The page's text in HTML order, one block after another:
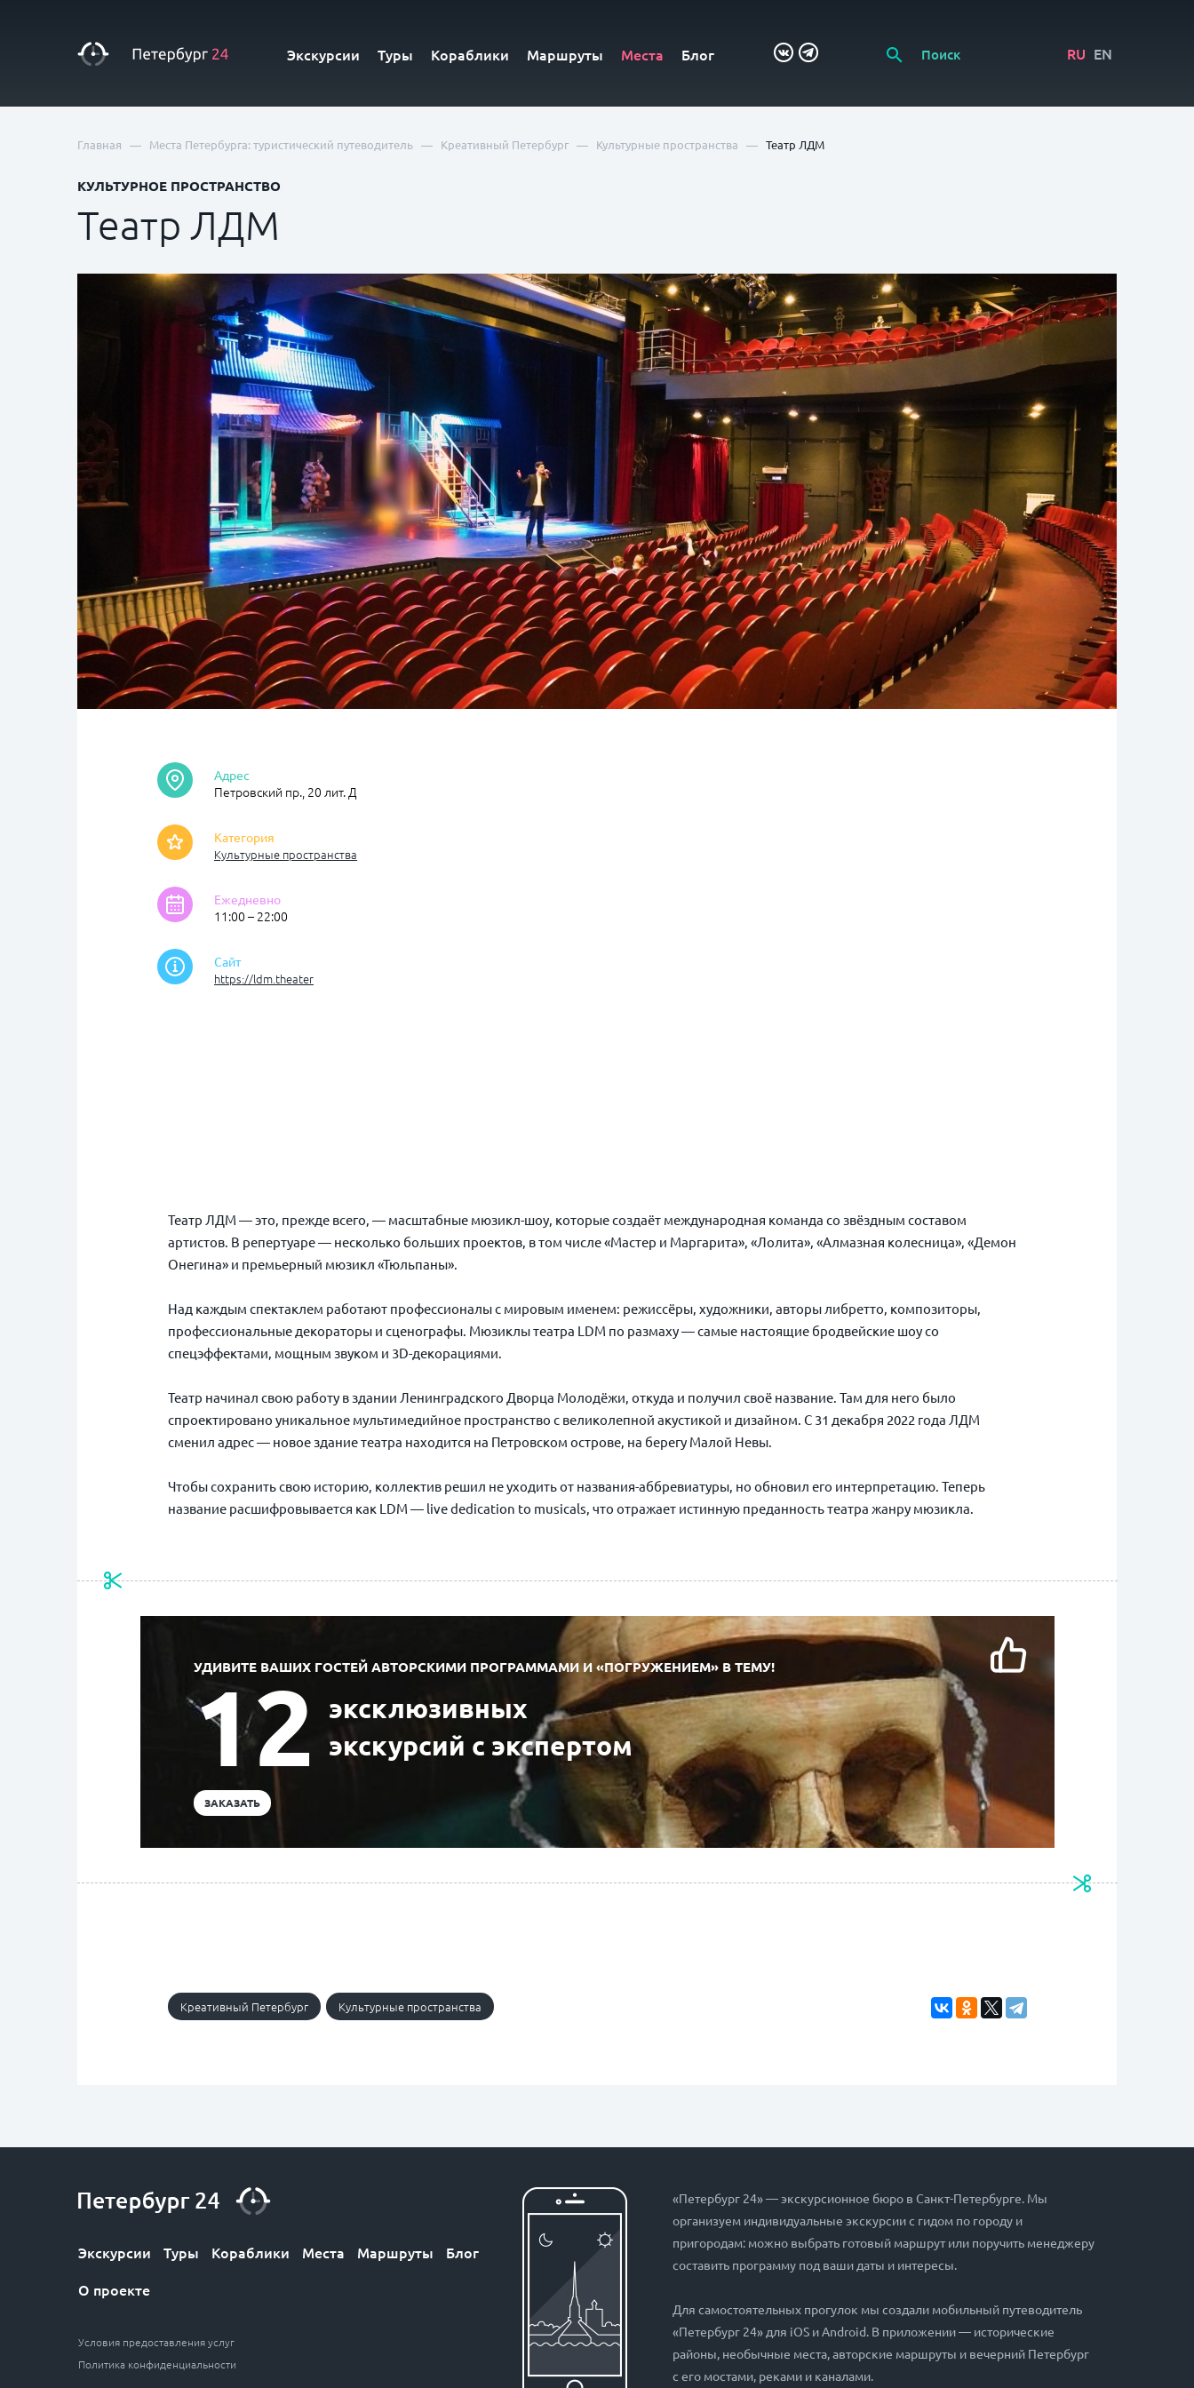
Экскурсии Туры Кораблики Маршруты Места Блог RU EN
Главная — Места Петербурга: туристический путеводитель — Креативный Петербург — Культурные пространства — Театр ЛДМ
КУЛЬТУРНОЕ ПРОСТРАНСТВО
Театр ЛДМ
Адрес
Петровский пр., 20 лит. Д
Категория
Культурные пространства
Ежедневно
11:00 – 22:00
Сайт
https://ldm.theater
Театр ЛДМ — это, прежде всего, — масштабные мюзикл-шоу, которые создаёт международная команда со звёздным составом
артистов. В репертуаре — несколько больших проектов, в том числе «Мастер и Маргарита», «Лолита», «Алмазная колесница», «Демон
Онегина» и премьерный мюзикл «Тюльпаны».
Над каждым спектаклем работают профессионалы с мировым именем: режиссёры, художники, авторы либретто, композиторы,
профессиональные декораторы и сценографы. Мюзиклы театра LDM по размаху — самые настоящие бродвейские шоу со
спецэффектами, мощным звуком и 3D-декорациями.
Театр начинал свою работу в здании Ленинградского Дворца Молодёжи, откуда и получил своё название. Там для него было
спроектировано уникальное мультимедийное пространство с великолепной акустикой и дизайном. С 31 декабря 2022 года ЛДМ
сменил адрес — новое здание театра находится на Петровском острове, на берегу Малой Невы.
Чтобы сохранить свою историю, коллектив решил не уходить от названия-аббревиатуры, но обновил его интерпретацию. Теперь
название расшифровывается как LDM — live dedication to musicals, что отражает истинную преданность театра жанру мюзикла.
УДИВИТЕ ВАШИХ ГОСТЕЙ АВТОРСКИМИ ПРОГРАММАМИ И «ПОГРУЖЕНИЕМ» В ТЕМУ!
12
эксклюзивных
экскурсий с экспертом
ЗАКАЗАТЬ
Креативный Петербург Культурные пространства
Экскурсии Туры Кораблики Места Маршруты
Блог
О проекте
Условия предоставления услуг
Политика конфиденциальности
«Петербург 24» — экскурсионное бюро в Санкт-Петербурге. Мы
организуем индивидуальные экскурсии с гидом по городу и
пригородам: можно выбрать готовый маршрут или поручить менеджеру
составить программу под ваши даты и интересы.
Для самостоятельных прогулок мы создали мобильный путеводитель
«Петербург 24» для iOS и Android. В приложении — исторические
районы, необычные места, авторские маршруты и вечерний Петербург
с его мостами, реками и каналами.